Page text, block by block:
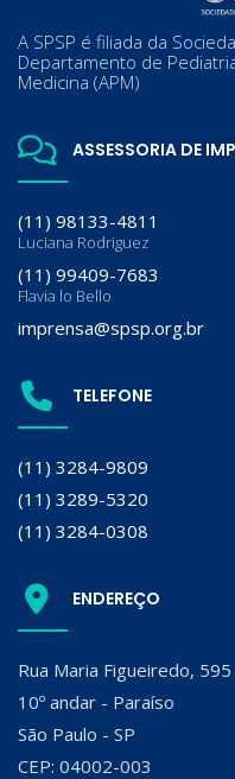
A SPSP é filiada da
Departamento de
Medicina (APM)
ASSESSORIA DE
(11) 98133-4811
Luciana Rodriguez
(11) 99409-7683
Flavia lo Bello
imprensa@spsp.org.br
TELEFONE
(11) 3284-9809
(11) 3289-5320
(11) 3284-0308
ENDEREÇO
Rua Maria Figueiredo, 595
10º andar - Paraíso
São Paulo - SP
CEP: 04002-003